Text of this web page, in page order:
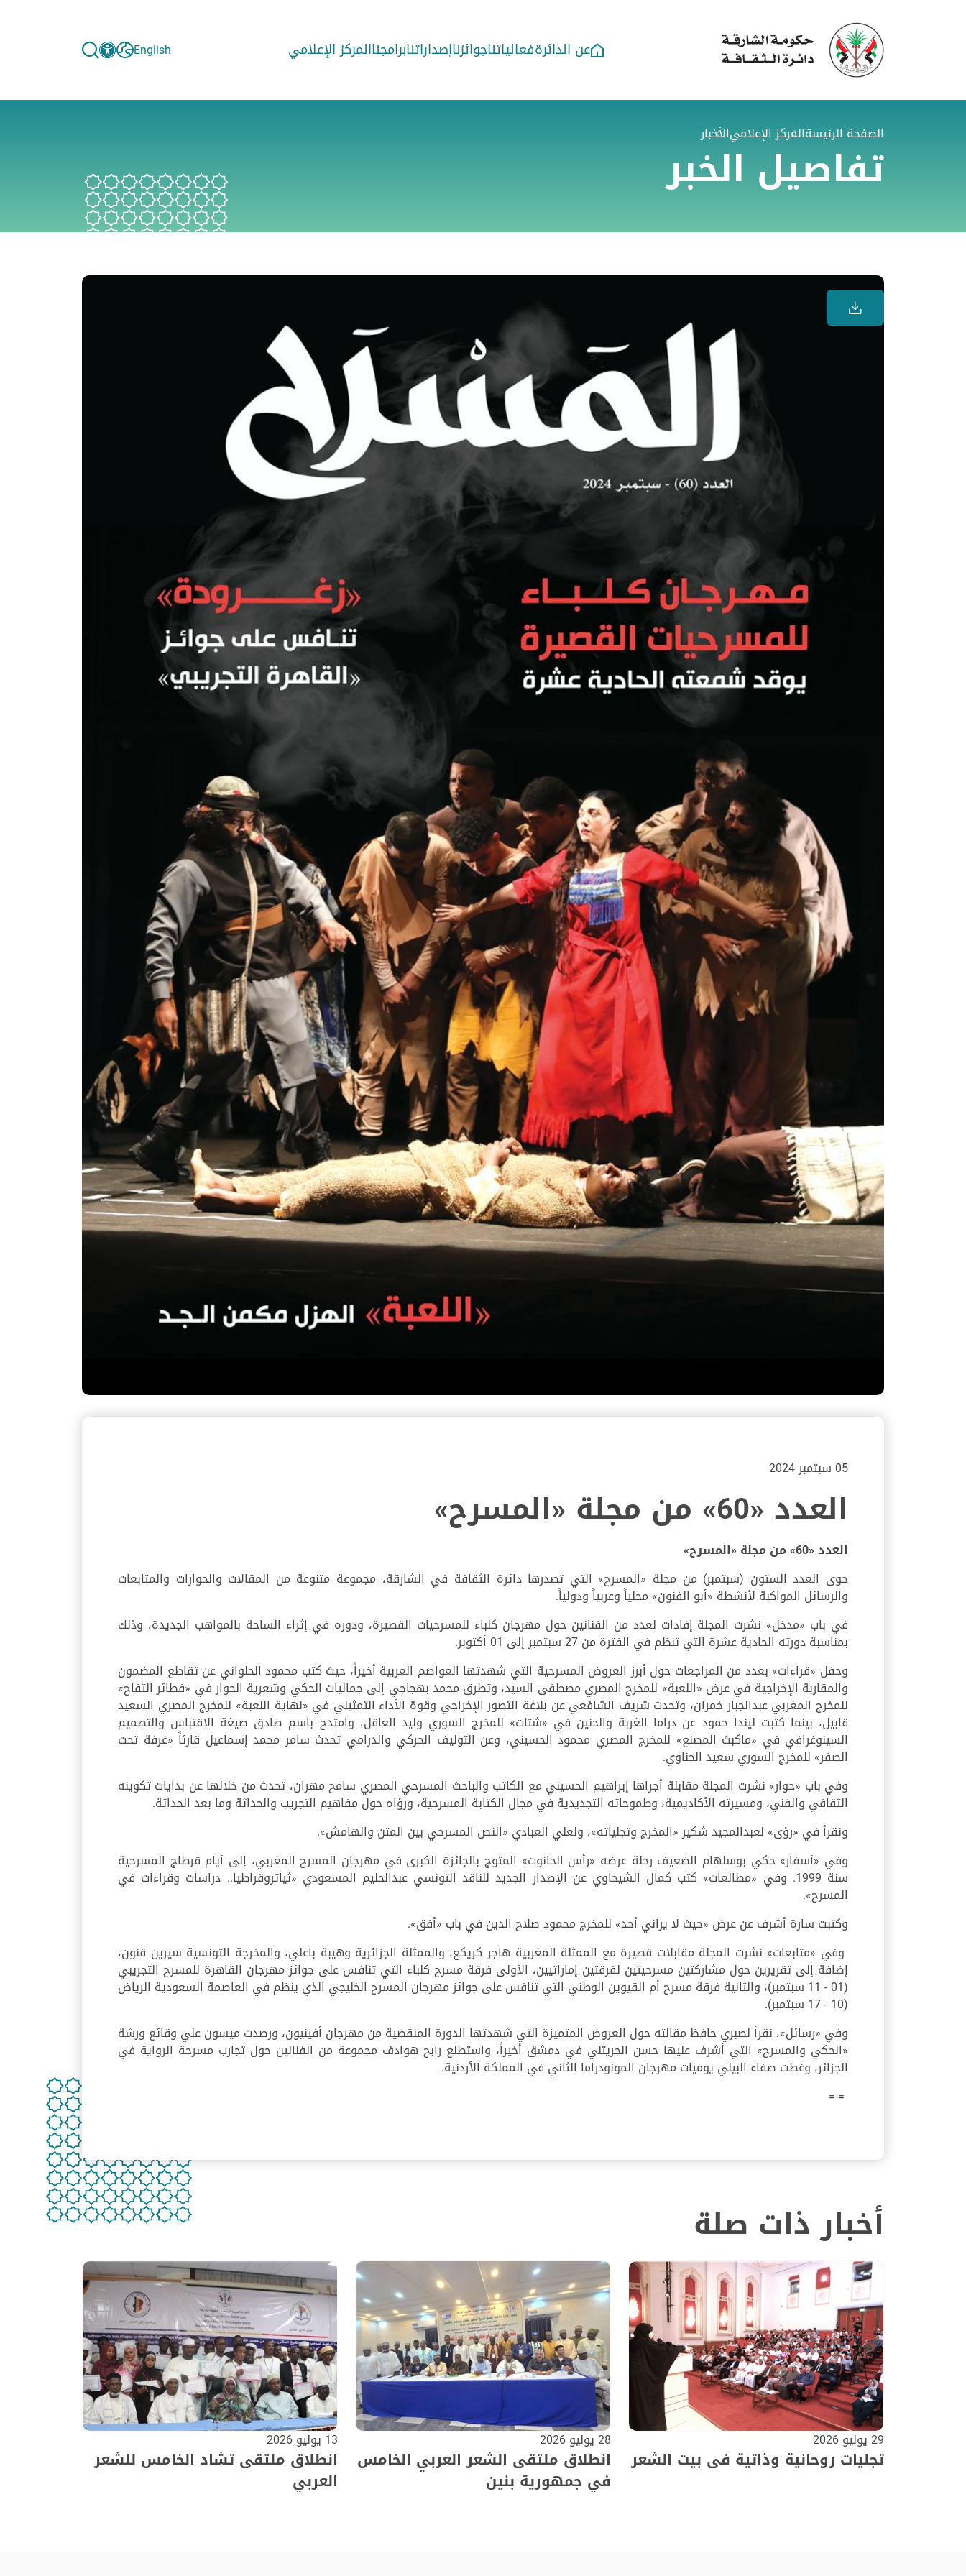
عن الدائرةفعالياتناجوائزناإصداراتنابرامجناالمركز الإعلامي English
الصفحة الرئيسةالمركز الإعلاميالأخبار
تفاصيل الخبر
05 سبتمبر 2024
العدد «60» من مجلة «المسرح»
العدد «60» من مجلة «المسرح»
حوى العدد الستون (سبتمبر) من مجلة «المسرح» التي تصدرها دائرة الثقافة في الشارقة، مجموعة متنوعة من المقالات والحوارات والمتابعات
والرسائل المواكبة لأنشطة «أبو الفنون» محلياً وعربياً ودولياً.
في باب «مدخل» نشرت المجلة إفادات لعدد من الفنانين حول مهرجان كلباء للمسرحيات القصيرة، ودوره في إثراء الساحة بالمواهب الجديدة، وذلك
بمناسبة دورته الحادية عشرة التي تنظم في الفترة من 27 سبتمبر إلى 01 أكتوبر.
وحفل «قراءات» بعدد من المراجعات حول أبرز العروض المسرحية التي شهدتها العواصم العربية أخيراً، حيث كتب محمود الحلواني عن تقاطع المضمون
والمقاربة الإخراجية في عرض «اللعبة» للمخرج المصري مصطفى السيد، وتطرق محمد بهجاجي إلى جماليات الحكي وشعرية الحوار في «فطائر التفاح»
للمخرج المغربي عبدالجبار خمران، وتحدث شريف الشافعي عن بلاغة التصور الإخراجي وقوة الأداء التمثيلي في «نهاية اللعبة» للمخرج المصري السعيد
قابيل، بينما كتبت ليندا حمود عن دراما الغربة والحنين في «شتات» للمخرج السوري وليد العاقل، وامتدح باسم صادق صيغة الاقتباس والتصميم
السينوغرافي في «ماكبث المصنع» للمخرج المصري محمود الحسيني، وعن التوليف الحركي والدرامي تحدث سامر محمد إسماعيل قارئاً «غرفة تحت
الصفر» للمخرج السوري سعيد الحناوي.
وفي باب «حوار» نشرت المجلة مقابلة أجراها إبراهيم الحسيني مع الكاتب والباحث المسرحي المصري سامح مهران، تحدث من خلالها عن بدايات تكوينه
الثقافي والفني، ومسيرته الأكاديمية، وطموحاته التجديدية في مجال الكتابة المسرحية، ورؤاه حول مفاهيم التجريب والحداثة وما بعد الحداثة.
ونقرأ في «رؤى» لعبدالمجيد شكير «المخرج وتجلياته»، ولعلي العبادي «النص المسرحي بين المتن والهامش».
وفي «أسفار» حكي بوسلهام الضعيف رحلة عرضه «رأس الحانوت» المتوج بالجائزة الكبرى في مهرجان المسرح المغربي، إلى أيام قرطاج المسرحية
سنة 1999. وفي «مطالعات» كتب كمال الشيحاوي عن الإصدار الجديد للناقد التونسي عبدالحليم المسعودي «ثياتروقراطيا.. دراسات وقراءات في
المسرح».
وكتبت سارة أشرف عن عرض «حيث لا يراني أحد» للمخرج محمود صلاح الدين في باب «أفق».
وفي «متابعات» نشرت المجلة مقابلات قصيرة مع الممثلة المغربية هاجر كريكع، والممثلة الجزائرية وهيبة باعلي، والمخرجة التونسية سيرين قنون،
إضافة إلى تقريرين حول مشاركتين مسرحيتين لفرقتين إماراتيين، الأولى فرقة مسرح كلباء التي تنافس على جوائز مهرجان القاهرة للمسرح التجريبي
(01 - 11 سبتمبر)، والثانية فرقة مسرح أم القيوين الوطني التي تنافس على جوائز مهرجان المسرح الخليجي الذي ينظم في العاصمة السعودية الرياض
(10 - 17 سبتمبر).
وفي «رسائل»، نقرأ لصبري حافظ مقالته حول العروض المتميزة التي شهدتها الدورة المنقضية من مهرجان أفينيون، ورصدت ميسون علي وقائع ورشة
«الحكي والمسرح» التي أشرف عليها حسن الجريتلي في دمشق أخيراً، واستطلع رابح هوادف مجموعة من الفنانين حول تجارب مسرحة الرواية في
الجزائر، وغطت صفاء البيلي يوميات مهرجان المونودراما الثاني في المملكة الأردنية.
=-=
أخبار ذات صلة
29 يوليو 2026
تجليات روحانية وذاتية في بيت الشعر
28 يوليو 2026
انطلاق ملتقى الشعر العربي الخامس
في جمهورية بنين
13 يوليو 2026
انطلاق ملتقى تشاد الخامس للشعر
العربي